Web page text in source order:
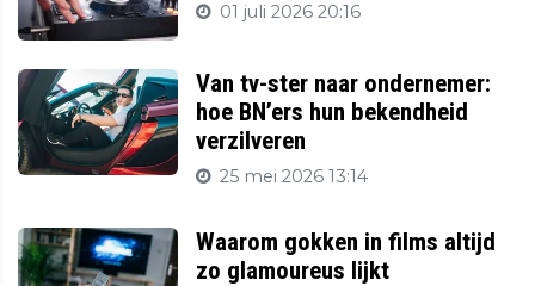
01 juli 2026 20:16
Van tv-ster naar ondernemer:
hoe BN’ers hun bekendheid
verzilveren
25 mei 2026 13:14
Waarom gokken in films altijd
zo glamoureus lijkt